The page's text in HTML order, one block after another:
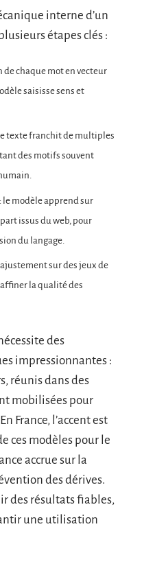
interne d’un
étapes clés :
chaque mot en vecteur
saisisse sens et
texte franchit de multiples
des motifs souvent
le modèle apprend sur
issus du web, pour
du langage.
sur des jeux de
la qualité des
des
impressionnantes :
réunis dans des
mobilisées pour
France, l’accent est
ces modèles pour le
accrue sur la
des dérives.
des résultats fiables,
une utilisation